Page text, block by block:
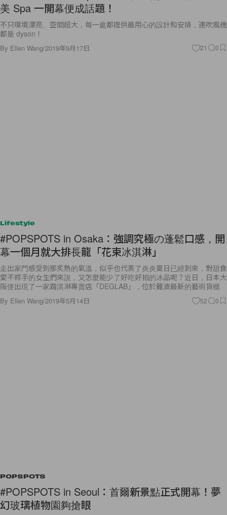
美 Spa 一開幕便成話題！
不只環境漂亮、空間超大，每一處都提供最用心的設計和安排，連吹風機
都是 dyson！
By Ellen Wang/2019年9月17日 21 0
Lifestyle
#POPSPOTS in Osaka：強調究極の蓬鬆口感，開
幕一個月就大排長龍「花束冰淇淋」
走出家門感受到那炙熱的氣溫，似乎也代表了炎炎夏日已經到來，對甜食
愛不釋手的女生們來說，又怎麼能少了好吃好拍的冰品呢？近日，日本大
阪便出現了一家霜淇淋專賣店「DEGLAB」，位於難波最新的藝術貨櫃
By Ellen Wang/2019年5月14日 52 0
POPSPOTS
#POPSPOTS in Seoul：首爾新景點正式開幕！夢
幻玻璃植物園夠搶眼